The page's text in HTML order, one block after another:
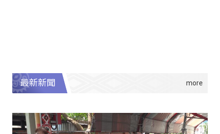
最新新聞